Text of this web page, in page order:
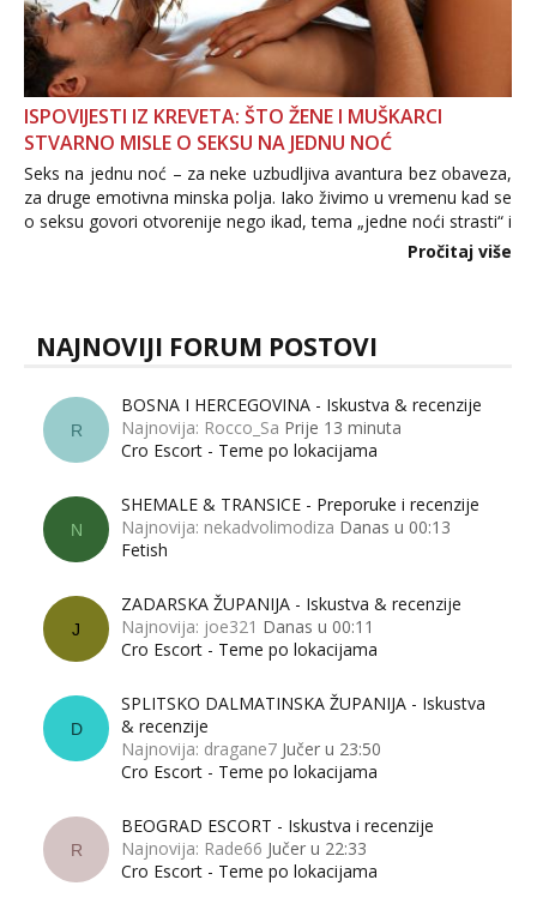
ISPOVIJESTI IZ KREVETA: ŠTO ŽENE I MUŠKARCI
STVARNO MISLE O SEKSU NA JEDNU NOĆ
Seks na jednu noć – za neke uzbudljiva avantura bez obaveza,
za druge emotivna minska polja. Iako živimo u vremenu kad se
o seksu govori otvorenije nego ikad, tema „jedne noći strasti“ i
dalje izaziva burne rasprave. Što zapravo misle žene, a što
Pročitaj više
NAJNOVIJI FORUM POSTOVI
R
BOSNA I HERCEGOVINA - Iskustva & recenzije
Najnovija: Rocco_Sa Prije 13 minuta
Cro Escort - Teme po lokacijama
N
SHEMALE & TRANSICE - Preporuke i recenzije
Najnovija: nekadvolimodiza Danas u 00:13
Fetish
J
ZADARSKA ŽUPANIJA - Iskustva & recenzije
Najnovija: joe321 Danas u 00:11
Cro Escort - Teme po lokacijama
D
SPLITSKO DALMATINSKA ŽUPANIJA - Iskustva
& recenzije
Najnovija: dragane7 Jučer u 23:50
Cro Escort - Teme po lokacijama
R
BEOGRAD ESCORT - Iskustva i recenzije
Najnovija: Rade66 Jučer u 22:33
Cro Escort - Teme po lokacijama